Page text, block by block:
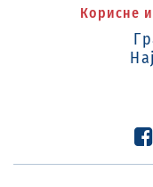
Корисне